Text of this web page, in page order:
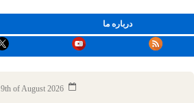
درباره ما
9th of August 2026